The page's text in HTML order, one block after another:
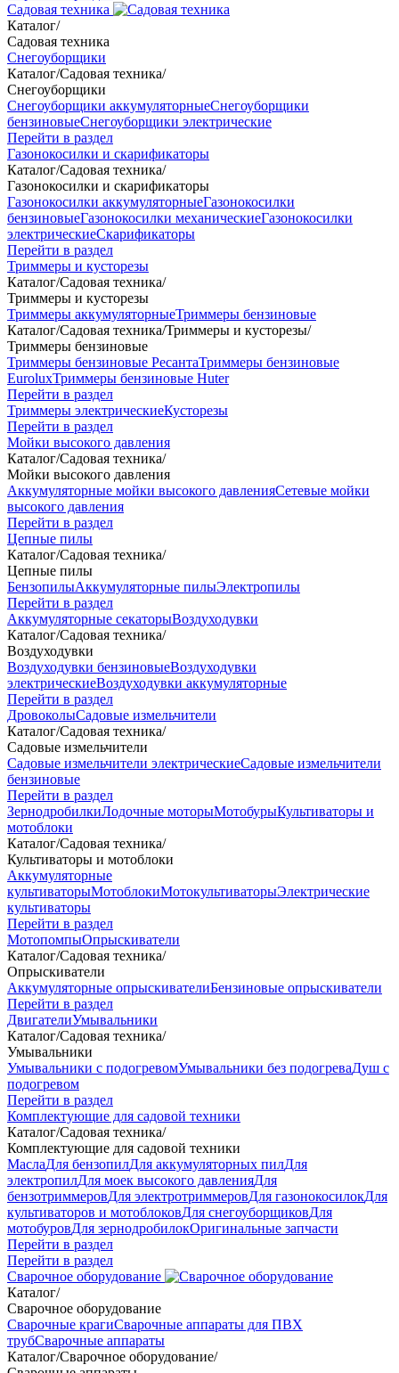
Садовая техника
Каталог/
Садовая техника
Снегоуборщики
Каталог/Садовая техника/
Снегоуборщики
Снегоуборщики аккумуляторныеСнегоуборщики
бензиновыеСнегоуборщики электрические
Перейти в раздел
Газонокосилки и скарификаторы
Каталог/Садовая техника/
Газонокосилки и скарификаторы
Газонокосилки аккумуляторныеГазонокосилки
бензиновыеГазонокосилки механическиеГазонокосилки
электрическиеСкарификаторы
Перейти в раздел
Триммеры и кусторезы
Каталог/Садовая техника/
Триммеры и кусторезы
Триммеры аккумуляторныеТриммеры бензиновые
Каталог/Садовая техника/Триммеры и кусторезы/
Триммеры бензиновые
Триммеры бензиновые РесантаТриммеры бензиновые
EuroluxТриммеры бензиновые Huter
Перейти в раздел
Триммеры электрическиеКусторезы
Перейти в раздел
Мойки высокого давления
Каталог/Садовая техника/
Мойки высокого давления
Аккумуляторные мойки высокого давленияСетевые мойки
высокого давления
Перейти в раздел
Цепные пилы
Каталог/Садовая техника/
Цепные пилы
БензопилыАккумуляторные пилыЭлектропилы
Перейти в раздел
Аккумуляторные секаторыВоздуходувки
Каталог/Садовая техника/
Воздуходувки
Воздуходувки бензиновыеВоздуходувки
электрическиеВоздуходувки аккумуляторные
Перейти в раздел
ДровоколыСадовые измельчители
Каталог/Садовая техника/
Садовые измельчители
Садовые измельчители электрическиеСадовые измельчители
бензиновые
Перейти в раздел
ЗернодробилкиЛодочные моторыМотобурыКультиваторы и
мотоблоки
Каталог/Садовая техника/
Культиваторы и мотоблоки
Аккумуляторные
культиваторыМотоблокиМотокультиваторыЭлектрические
культиваторы
Перейти в раздел
МотопомпыОпрыскиватели
Каталог/Садовая техника/
Опрыскиватели
Аккумуляторные опрыскивателиБензиновые опрыскиватели
Перейти в раздел
ДвигателиУмывальники
Каталог/Садовая техника/
Умывальники
Умывальники с подогревомУмывальники без подогреваДуш с
подогревом
Перейти в раздел
Комплектующие для садовой техники
Каталог/Садовая техника/
Комплектующие для садовой техники
МаслаДля бензопилДля аккумуляторных пилДля
электропилДля моек высокого давленияДля
бензотриммеровДля электротриммеровДля газонокосилокДля
культиваторов и мотоблоковДля снегоуборщиковДля
мотобуровДля зернодробилокОригинальные запчасти
Перейти в раздел
Перейти в раздел
Сварочное оборудование
Каталог/
Сварочное оборудование
Сварочные крагиСварочные аппараты для ПВХ
трубСварочные аппараты
Каталог/Сварочное оборудование/